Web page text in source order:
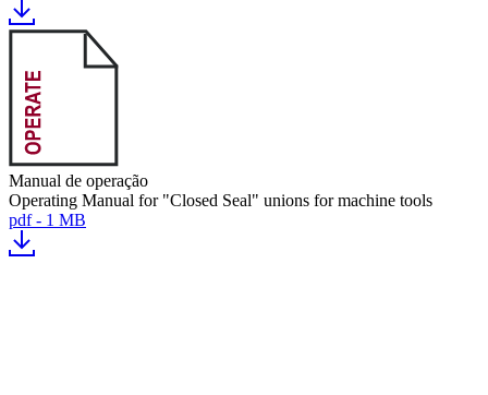
Manual de operação
Operating Manual for "Closed Seal" unions for machine tools
pdf - 1 MB